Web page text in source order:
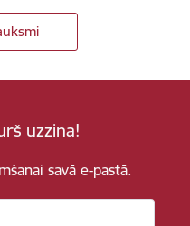
uzzina!
savā e-pastā.